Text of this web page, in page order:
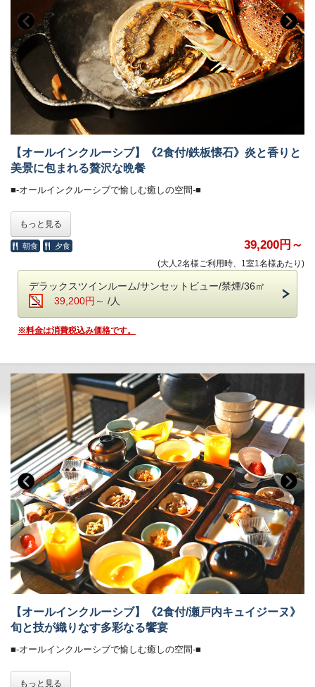
・8名様以上のご宿泊は事前にご相談ください。
・バリアフリー、ポーターサービスは未対応です。
■-朝のごちそう《和食御膳》-■
炊きたて土鍋ご飯のふわりと広がる甘い香り、
みずみずしい朝採れ野菜、濃厚な牧場直送の牛乳
契約農家や牧場から毎朝届く新鮮食材を使い、
一品一品丁寧に仕上げた、心と体にやさしい朝食です。
・会場 レストラン「ザ・マイルストーン」
・時間 7：00～10：00
■-オールインクルーシブで愉しむ癒しの空間-■
全館モダンデザインで統一された館内は、
大人の休日を過ごす 「大人の贅沢旅」にぴったり。
＜高濃度ラジウム温泉＞（6:00～10:00／15:30～24:00）
・「万病の湯」と称される名湯と、
讃岐平野を望む絶景の半露天風呂が魅力。
・湯上がりラウンジ：生ビール＆ドリンク、アイスクリーム
＜ラウンジ＞（7:00～12:00／15:00～24:00）
・メインラウンジ（スカイガーデン併設）：おつまみとドリンク
・スポットラウンジ：讃岐うどんのお夜食（21:00～23:30）
・ロビー＆カフェラウンジ（1F）：コーヒー、紅茶などのお飲み物
・ハンギングソファーで音楽を堪能
＜ライブラリー＞（7:00～12:00／15:00～24:00）
・お気に入りの一冊を
■-ご予約にあたって-■
・12歳以下のお子様はご遠慮いただいております。
・8名様以上のご宿泊は事前にご相談ください。
・バリアフリー、ポーターサービスは未対応です。
【オールインクルーシブ】《2食付/鉄板懐石》炎と香りと
美景に包まれる贅沢な晩餐
■-オールインクルーシブで愉しむ癒しの空間-■
大人の休日を過ごす 「大人の贅沢旅」にぴったり。
ホテル内のドリンクやおつまみなどは、ご宿泊料金に含まれます。
＜高濃度ラジウム温泉＞（6:00～10:00／15:30～24:00）
・「万病の湯」と称される名湯と、
讃岐平野を望む絶景の半露天風呂が魅力。
・湯上がりラウンジ：生ビール＆ドリンク、アイスクリーム
＜ラウンジ＞（7:00～12:00／15:00～24:00）
・スポットラウンジ：讃岐うどんのお夜食（21:00～23:30）
・ロビー＆カフェラウンジ（1F）：コーヒー、紅茶などのお飲み物
＜ザ・ミュージックルーム＞（7:00～12:00／15:00～24:00）
・ハンギングソファーで音楽を堪能
＜ライブラリー＞（7:00～12:00／15:00～24:00）
・お気に入りの一冊を
■-《夕食》讃岐平野を一望する特等席で味わう鉄板懐石-■
四国の“恵みの海”が育んだ旬の魚介、
専属農家から毎朝届くみずみずしい野菜、
そして香川が誇る「讃岐オリーブ牛」A5ランクのみを厳選。
目の前で焼き上がる香ばしい音と、
立ちのぼる香りに、心躍らせながら、
夕景に染まる絶景を眺めるひとときは、
まさに至福の体験です。
・お食事中のドリンクフリー
・会場 レストラン「ザ・マイルストーン」
・時間 17:30／18:30／19:30（完全予約制。予約時にご指定くださ
ご希望のお時間が満席の際は、お時間の変更をお願いする場合がござ
もっと見る
朝食 夕食 39,200円～
(大人2名様ご利用時、1室1名様あたり)
デラックスツインルーム/サンセットビュー/禁煙/36㎡
39,200円～ /人
※料金は消費税込み価格です。
【オールインクルーシブ】《2食付/瀬戸内キュイジーヌ》
旬と技が織りなす多彩なる饗宴
■-オールインクルーシブで愉しむ癒しの空間-■
もっと見る